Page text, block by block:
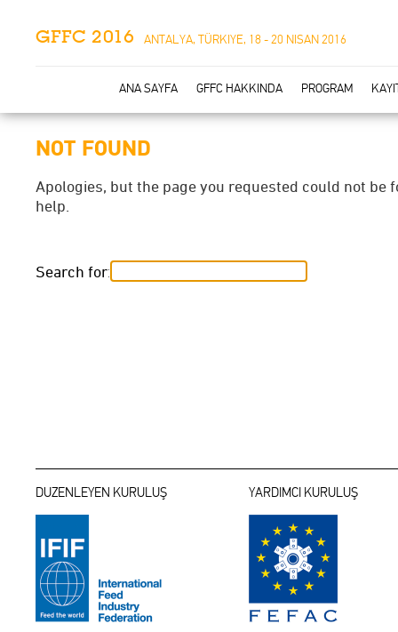
GFFC 2016 ANTALYA, TÜRKIYE, 18 - 20 NISAN 2016
ANA SAYFA GFFC HAKKINDA PROGRAM
NOT FOUND
Apologies, but the page you requested could not be
help.
Search for:
DUZENLEYEN KURULUŞ YARDIMCI KURULUŞ